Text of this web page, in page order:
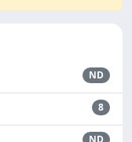
ND
8